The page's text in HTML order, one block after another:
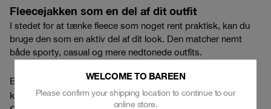
Fleecejakken som en del af dit outfit
I stedet for at tænke fleece som noget rent praktisk, kan du
bruge den som en aktiv del af dit look. Den matcher nemt
både sporty, casual og mere nedtonede outfits.
Brug den med track pantsog sneakers for et afslappet,
koordineret udtryk
WELCOME TO BAREEN
Please confirm your shipping location to continue to our
online store.